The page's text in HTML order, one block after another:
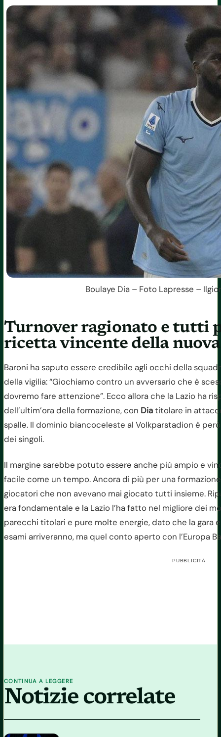
Boulaye Dia – Foto Lapresse –
Turnover ragionato e tutti
ricetta vincente della
Baroni ha saputo essere credibile agli occhi della
della vigilia: “Giochiamo contro un avversario che è
dovremo fare attenzione”. Ecco allora che la Lazio ha
dell’ultim’ora della formazione, con Diatitolare in
spalle. Il dominio biancoceleste al Volkparstadion è
dei singoli.
Il margine sarebbe potuto essere anche più ampio e
facile come un tempo. Ancora di più per una
giocatori che non avevano mai giocato tutti insieme.
era fondamentale e la Lazio l’ha fatto nel migliore dei
parecchi titolari e pure molte energie, dato che la gara
esami arriveranno, ma quel conto aperto con l’Europa
PUBBLICITÀ
CONTINUA A LEGGERE
Notizie correlate